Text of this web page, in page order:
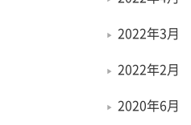
2022年3月
2022年2月
2020年6月